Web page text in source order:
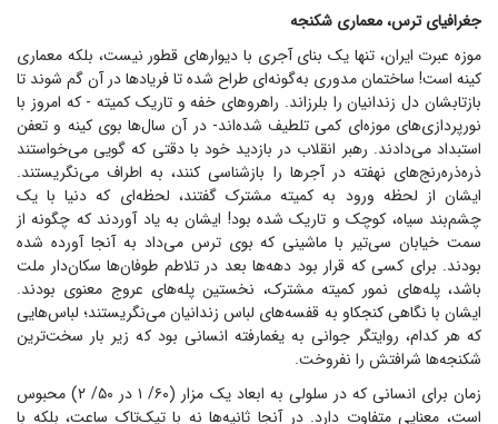
جغرافیای ترس، معماری شکنجه
موزه عبرت ایران، تنها یک بنای آجری با دیوار‌های قطور نیست، بلکه معماری
کینه است! ساختمان مدوری به‌گونه‌ای طراح شده تا فریاد‌ها در آن گم شوند تا
بازتابشان دل زندانیان را بلرزاند. راهرو‌های خفه و تاریک کمیته - که امروز با
نورپردازی‌های موزه‌ای کمی تلطیف شده‌اند- در آن سال‌ها بوی کینه و تعفن
استبداد می‌دادند. رهبر انقلاب در بازدید خود با دقتی که گویی می‌خواستند
ذره‌ذره‌رنج‌های نهفته در آجر‌ها را بازشناسی کنند، به اطراف می‌نگریستند.
ایشان از لحظه ورود به کمیته مشترک گفتند، لحظه‌ای که دنیا با یک
چشم‌بند سیاه، کوچک و تاریک شده بود! ایشان به یاد آوردند که چگونه از
سمت خیابان سی‌تیر با ماشینی که بوی ترس می‌داد به آنجا آورده شده
بودند. برای کسی که قرار بود دهه‌ها بعد در تلاطم طوفان‌ها سکان‌دار ملت
باشد، پله‌های نمور کمیته مشترک، نخستین پله‌های عروج معنوی بودند.
ایشان با نگاهی کنجکاو به قفسه‌های لباس زندانیان می‌نگریستند؛ لباس‌هایی
که هر کدام، روایتگر جوانی به یغمارفته انسانی بود که زیر بار سخت‌ترین
شکنجه‌ها شرافتش را نفروخت.
زمان برای انسانی که در سلولی به ابعاد یک مزار (۶۰/ ۱ در ۵۰/ ۲) محبوس
است، معنایی متفاوت دارد. در آنجا ثانیه‌ها نه با تیک‌تاک ساعت، بلکه با